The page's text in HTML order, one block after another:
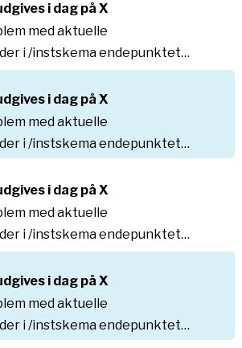
i dag på X
med aktuelle
i /instskema endepunktet…
i dag på X
med aktuelle
i /instskema endepunktet…
i dag på X
med aktuelle
i /instskema endepunktet…
i dag på X
med aktuelle
i /instskema endepunktet…